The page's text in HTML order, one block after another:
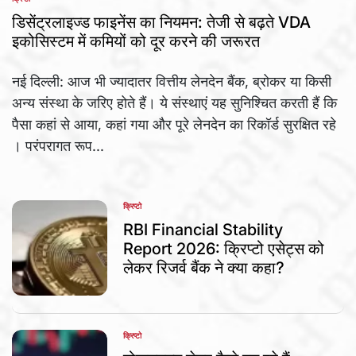
POSTED
IN
डिसेंट्रलाइज्ड फाइनेंस का नियमन: तेजी से बढ़ते VDA
इकोसिस्टम में कमियों को दूर करने की जरूरत
नई दिल्ली: आज भी ज्यादातर वित्तीय लेनदेन बैंक, ब्रोकर या किसी
अन्य संस्था के जरिए होते हैं। ये संस्थाएं यह सुनिश्चित करती हैं कि
पैसा कहां से आया, कहां गया और पूरे लेनदेन का रिकॉर्ड सुरक्षित रहे
। परंपरागत रूप...
POSTED
IN
क्रिप्टो
RBI Financial Stability
Report 2026: क्रिप्टो एसेट्स को
लेकर रिजर्व बैंक ने क्या कहा?
POSTED
IN
क्रिप्टो